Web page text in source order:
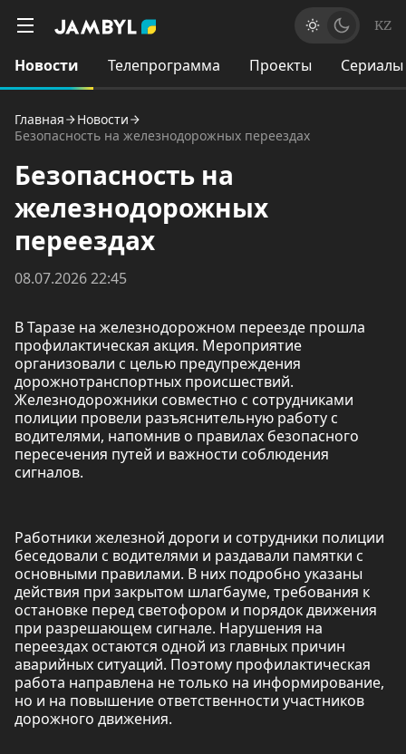
KZ
Новости Телепрограмма Проекты Сериалы
Главная
Новости
Безопасность на железнодорожных переездах
Безопасность на
железнодорожных
переездах
08.07.2026 22:45
В Таразе на железнодорожном переезде прошла
профилактическая акция. Мероприятие
организовали с целью предупреждения
дорожнотранспортных происшествий.
Железнодорожники совместно с сотрудниками
полиции провели разъяснительную работу с
водителями, напомнив о правилах безопасного
пересечения путей и важности соблюдения
сигналов.
Работники железной дороги и сотрудники полиции
беседовали с водителями и раздавали памятки с
основными правилами. В них подробно указаны
действия при закрытом шлагбауме, требования к
остановке перед светофором и порядок движения
при разрешающем сигнале. Нарушения на
переездах остаются одной из главных причин
аварийных ситуаций. Поэтому профилактическая
работа направлена не только на информирование,
но и на повышение ответственности участников
дорожного движения.